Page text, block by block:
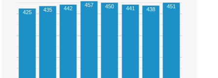
425 435 442
457 450 441 438 451